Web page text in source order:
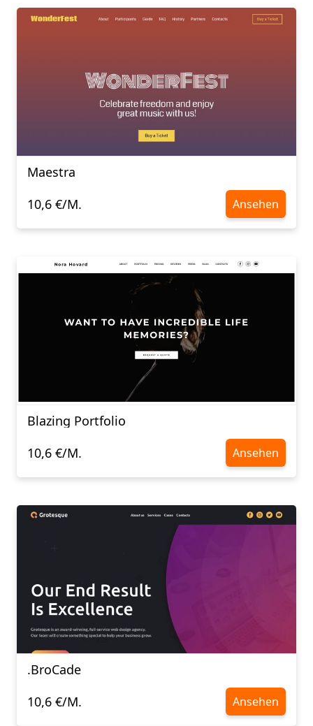
Maestra
10,6 €/M.
Ansehen
Blazing Portfolio
10,6 €/M.
Ansehen
.BroCade
10,6 €/M.
Ansehen